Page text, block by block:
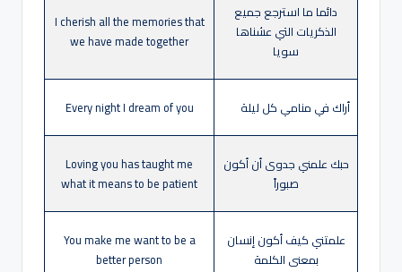
دائما ما استرجع جميع
الذكريات التي عشناها
سويا
I cherish all the memories that
we have made together
أراك في منامي كل ليلة Every night I dream of you
حبك علمني جدوى أن أكون
صبوراً
Loving you has taught me
what it means to be patient
علمتني كيف أكون إنسان
بمعنى الكلمة
You make me want to be a
better person